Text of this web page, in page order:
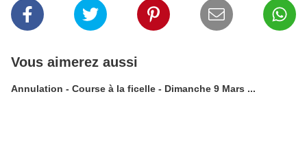
Vous aimerez aussi
Annulation - Course à la ficelle - Dimanche 9 Mars ...